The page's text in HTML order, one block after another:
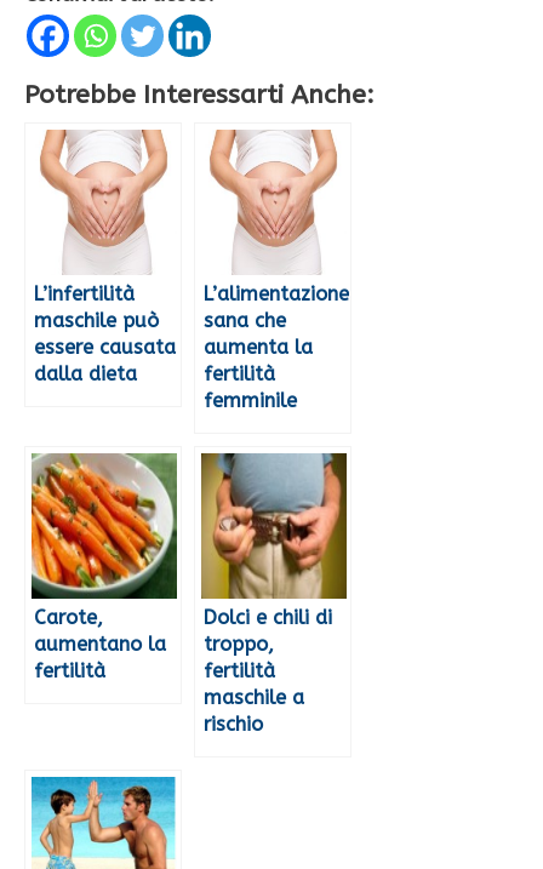
Potrebbe Interessarti Anche:
L’infertilità
maschile può
essere causata
dalla dieta
L’alimentazione
sana che
aumenta la
fertilità
femminile
Carote,
aumentano la
fertilità
Dolci e chili di
troppo,
fertilità
maschile a
rischio